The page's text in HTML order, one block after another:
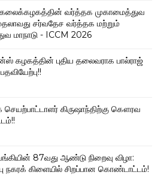
வர்த்தக முகாமைத்துவ
சர்வதேச வர்த்தக மற்றும்
மாநாடு - ICCM 2026
கழகத்தின் புதிய தலைவராக பால்ராஜ்
கிருஷாந்திற்கு கௌரவ
87வது ஆண்டு நிறைவு விழா:
நகரக் கிளையில் சிறப்பான கொண்டாட்டம்!